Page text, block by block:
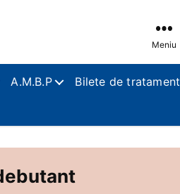
Meniu
A.M.B.P
Bilete de tratament